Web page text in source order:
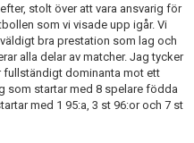
stolt över att vara ansvarig för
som vi visade upp igår. Vi
bra prestation som lag och
alla delar av matcher. Jag tycker
fullständigt dominanta mot ett
som startar med 8 spelare födda
med 1 95:a, 3 st 96:or och 7 st